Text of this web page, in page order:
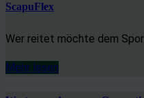
ScapuFlex
Wer reitet möchte dem
Mehr lesen